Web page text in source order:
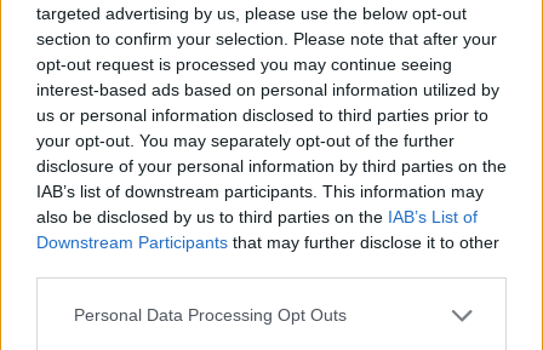
targeted advertising by us, please use the below opt-out
section to confirm your selection. Please note that after your
opt-out request is processed you may continue seeing
interest-based ads based on personal information utilized by
us or personal information disclosed to third parties prior to
your opt-out. You may separately opt-out of the further
disclosure of your personal information by third parties on the
IAB’s list of downstream participants. This information may
also be disclosed by us to third parties on the IAB’s List of
Downstream Participants that may further disclose it to other
Personal Data Processing Opt Outs
Dormicum
09-02-2019 | Vrouw | 66
midazolam (15mg)
Slapeloosheid
Effectiviteit
Hoeveelheid bijwerkingen
ik slaap er op, wordt , wel na elke droomcyclus gewoon
wakker om te plassen, als ik de 30mg in 1 keer inneem
slaap ik 4 - 5 uur. Als ik de tabletten apart in neem met
interval van 3 uur, kan ik er 6-7 uur (onderbroken) slaap